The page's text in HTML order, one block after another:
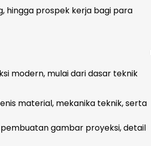
hingga prospek kerja bagi para
modern, mulai dari dasar teknik
material, mekanika teknik, serta
gambar proyeksi, detail